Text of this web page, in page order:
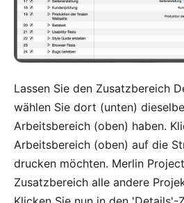
Lassen Sie den Zusatzbereich
wählen Sie dort (unten)
Arbeitsbereich (oben) haben.
Arbeitsbereich (oben) auf die
drucken möchten. Merlin
Zusatzbereich alle andere